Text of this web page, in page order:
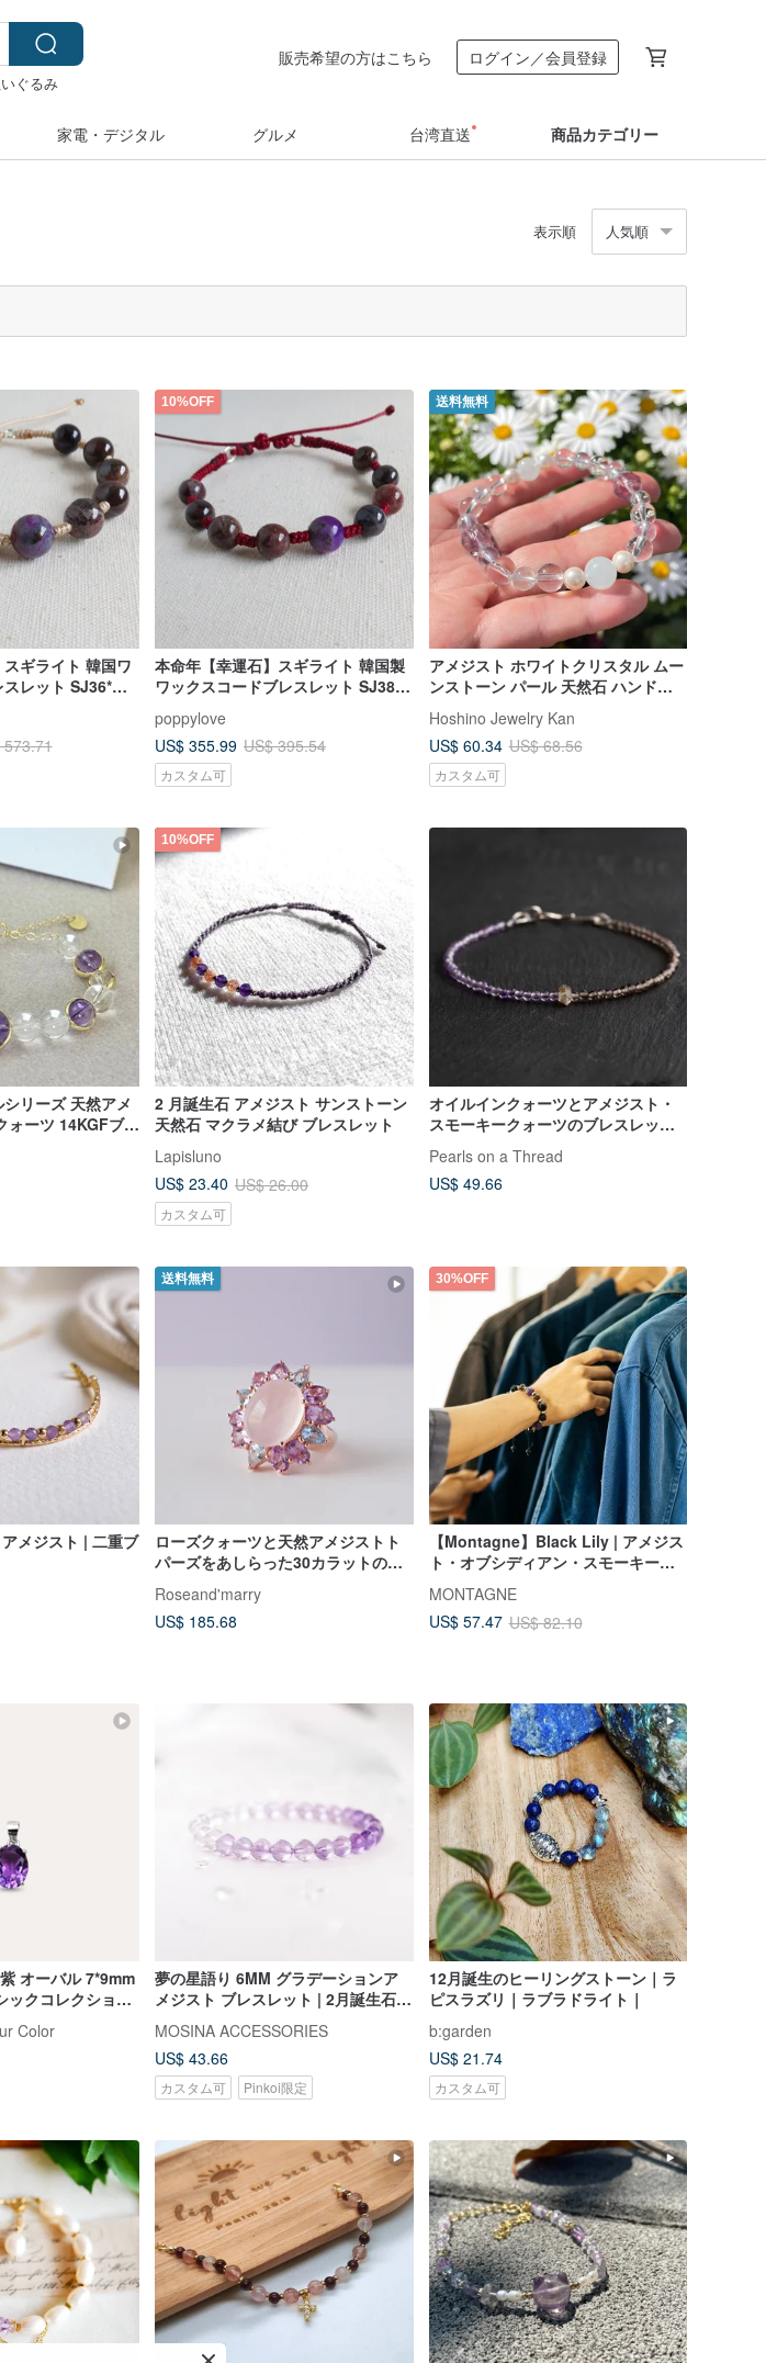
ぐるみ
販売希望の方はこちら ログイン／会員登録
家電・デジタル グルメ 台湾直送 商品カテゴリー
表示順 人気順
ギライト 韓国ワ
レット SJ36*ネ
573.71
10%OFF
本命年【幸運石】スギライト 韓国製
ワックスコードブレスレット SJ38*
化
poppylove
US$ 355.99 US$ 395.54
カスタム可
送料無料
アメジスト ホワイトクリスタル ムー
ンストーン パール 天然石 ハンドメ
レスレット
Hoshino Jewelry Kan
US$ 60.34 US$ 68.56
カスタム可
リーズ 天然アメ
ォーツ 14KGFブレ
10%OFF
2 月誕生石 アメジスト サンストーン
天然石 マクラメ結び ブレスレット
Lapisluno
US$ 23.40 US$ 26.00
カスタム可
オイルインクォーツとアメジスト・
スモーキークォーツのブレスレット
Pearls on a Thread
US$ 49.66
アメジスト | 二重ブ
送料無料
ローズクォーツと天然アメジストト
パーズをあしらった30カラットのリ
ング、スターリングシルバー925製、
ピンクゴールドメッキ、サイズ58
Roseand'marry
US$ 185.68
30%OFF
【Montagne】Black Lily | アメジス
ト・オブシディアン・スモーキーク
ォーツ | 編み込みデザイン
MONTAGNE
US$ 57.47 US$ 82.10
オーバル 7*9mm
ックコレクション
Color
夢の星語り 6MM グラデーションア
メジスト ブレスレット | 2月誕生石
良い出会い ポジティブ思考 |
MOSINA ACCESSORIES
US$ 43.66
カスタム可 Pinkoi限定
12月誕生のヒーリングストーン｜ラ
ピスラズリ｜ラブラドライト｜
b:garden
US$ 21.74
カスタム可